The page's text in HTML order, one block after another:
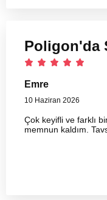
Poligon'da
Emre
10 Haziran 2026
Çok keyifli ve farklı
memnun kaldım.